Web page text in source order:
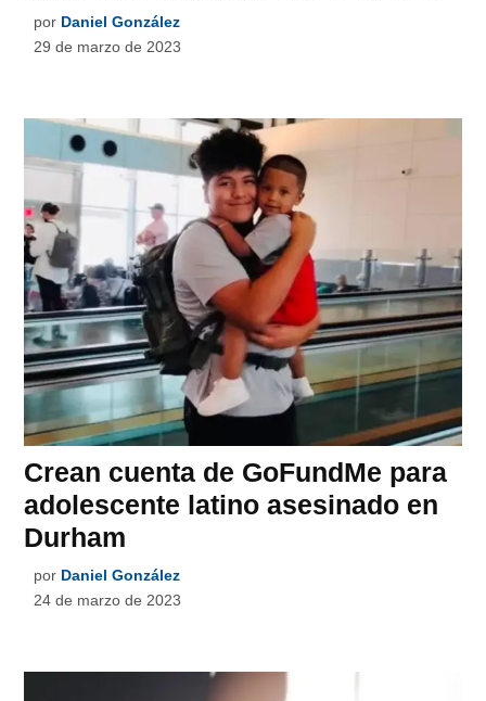
por Daniel González
29 de marzo de 2023
Crean cuenta de GoFundMe para
adolescente latino asesinado en
Durham
por Daniel González
24 de marzo de 2023